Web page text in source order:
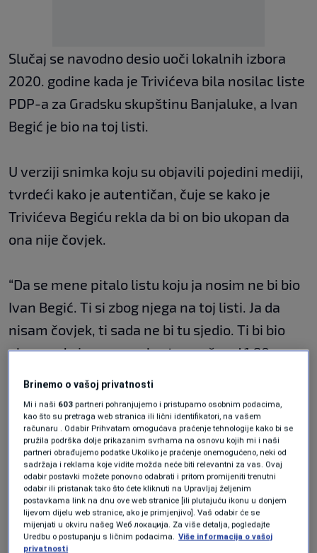
Slučaj se navodno desio uoči lokalnih izbora
2020. godine kada je Trivićeva bila nosilac liste
PDP-a za Gradsku skupštinu Banjaluke, a Ivan
Begić je bio na toj listi.
U verziji snimka koju su objavili pojedini mediji,
tvrdeći kako je autentičan, čuje se kako je
Trivićeva Begiću rekla da bi on bio ukopan da
ona nije čovjek.
“Da se mene pitalo listu koju ja nosim ne bi bio
Ivan Begić. Ti si zbog njega na toj listi. Ja da
nisam čovjek, ti sada ne bi tu sjedio. Ti bi bio
ukopan. Ja imam oca, brata, muža od 1,90
U jednom dijelu snimka čuje i glas
gradonačelnika Banjaluke Draška
Stanivukovića koji je prokomentarisao: “Majka
dvoje djece …”.
Nedugo po objavi snimka reagovali su iz PDP-a
tvrdeći kako je snimak montiran i potvrđujući
Brinemo o vašoj privatnosti
Mi i naši 603 partneri pohranjujemo i pristupamo osobnim podacima,
kao što su pretraga web stranica ili lični identifikatori, na vašem
računaru . Odabir Prihvatam omogućava praćenje tehnologije kako bi se
pružila podrška dolje prikazanim svrhama na osnovu kojih mi i naši
partneri obrađujemo podatke Ukoliko je praćenje onemogućeno, neki od
sadržaja i reklama koje vidite možda neće biti relevantni za vas. Ovaj
odabir postavki možete ponovno odabrati i pritom promijeniti trenutni
odabir ili pristanak tako što ćete kliknuti na Upravljaj željenim
postavkama link na dnu ove web stranice [ili plutajuću ikonu u donjem
lijevom dijelu web stranice, ako je primjenjivo]. Vaš odabir će se
mijenjati u okviru našeg Wеб локација. Za više detalja, pogledajte
Uredbu o postupanju s ličnim podacima. Više informacija o vašoj
privatnosti